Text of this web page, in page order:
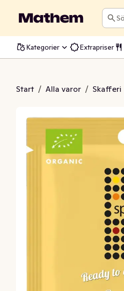
Sök
Kategorier Extrapriser
Start / Alla varor / Skafferi
med Havssalt EKO